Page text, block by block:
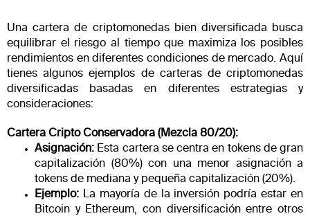
Una cartera de criptomonedas bien diversificada busca
equilibrar el riesgo al tiempo que maximiza los posibles
rendimientos en diferentes condiciones de mercado. Aquí
tienes algunos ejemplos de carteras de criptomonedas
diversificadas basadas en diferentes estrategias y
consideraciones:
Cartera Cripto Conservadora (Mezcla 80/20):
Asignación: Esta cartera se centra en tokens de gran
capitalización (80%) con una menor asignación a
tokens de mediana y pequeña capitalización (20%).
Ejemplo: La mayoría de la inversión podría estar en
Bitcoin y Ethereum, con diversificación entre otros